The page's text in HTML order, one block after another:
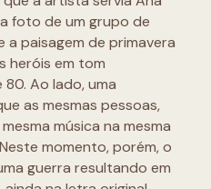
foto de um grupo de
paisagem de primavera
heróis em tom
Ao lado, uma
as mesmas pessoas,
música na mesma
momento, porém, o
guerra resultando em